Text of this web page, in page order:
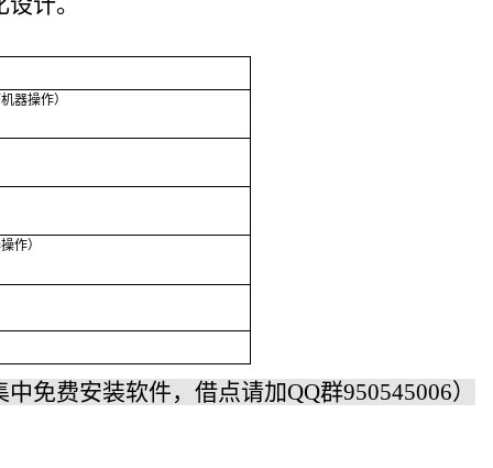
器操作）
作）
免费安装软件，借点请加QQ群950545006）